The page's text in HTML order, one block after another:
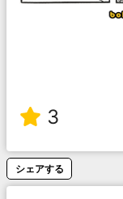
3
シェアする